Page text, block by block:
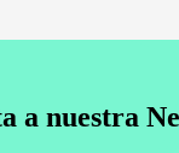
a nuestra